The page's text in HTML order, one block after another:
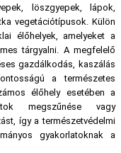
löszgyepek, lápok,
vegetációtípusok. Külön
élőhelyek, amelyeket a
tárgyalni. A megfelelő
gazdálkodás, kaszálás
a természetes
élőhely esetében a
megszűnése vagy
így a természetvédelmi
gyakorlatoknak a